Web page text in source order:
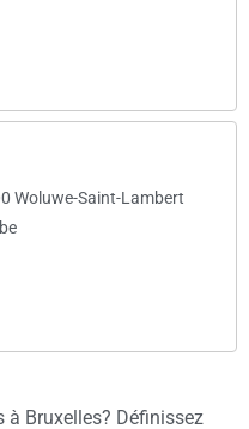
Woluwe-Saint-Lambert
à Bruxelles? Définissez